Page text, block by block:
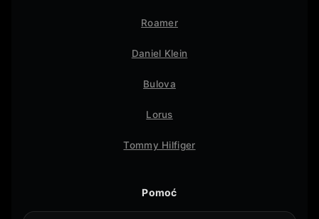
Roamer
Daniel Klein
Bulova
Lorus
Tommy Hilfiger
Pomoć